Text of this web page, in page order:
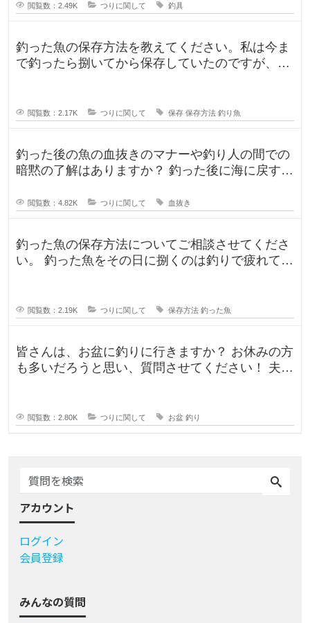
閲覧数：2.49K つりに関して 釣具
釣った魚の保存方法を教えてください。私は今ま
で釣ったら捌いてから保存していたのですが、人
閲覧数：2.17K つりに関して 保存 保存方法 釣り魚
釣った後の魚の血抜きのマナーや釣り人の間での
暗黙の了解はありますか？ 釣った後に海に戻す
閲覧数：4.82K つりに関して 血抜き
釣った魚の保存方法についてご相談させてくださ
い。 釣った魚をその日に捌くのは釣りで疲れてい
閲覧数：2.19K つりに関して 保存方法 釣った魚
皆さんは、お盆に釣りに行きますか？ お休みの方
も多いだろうと思い、質問させてください！ 夫曰
閲覧数：2.80K つりに関して お盆 釣り
アカウント
ログイン
会員登録
みんなの質問